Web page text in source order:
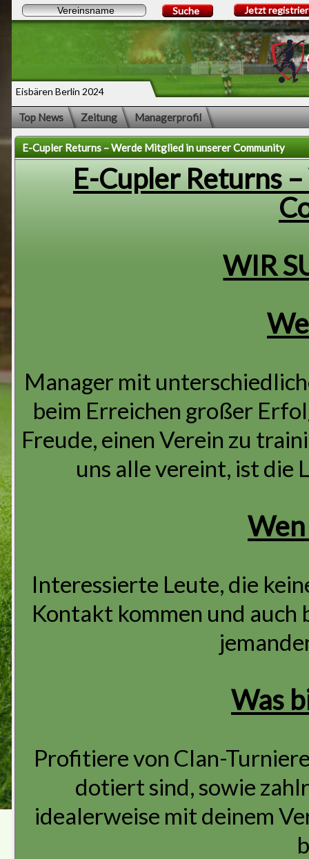
Eisbären Berlin 2024
Suche Jetzt
Top News Zeitung Managerprofil
E-Cupler Returns – Werde Mitglied in unserer Community
E-Cupler Returns
WIR
Manager mit
beim Erreichen großer
Freude, einen Verein zu
uns alle vereint, ist die
Interessierte Leute, die
Kontakt kommen und
Was
Profitiere von Clan-
dotiert sind, sowie
idealerweise mit deinem